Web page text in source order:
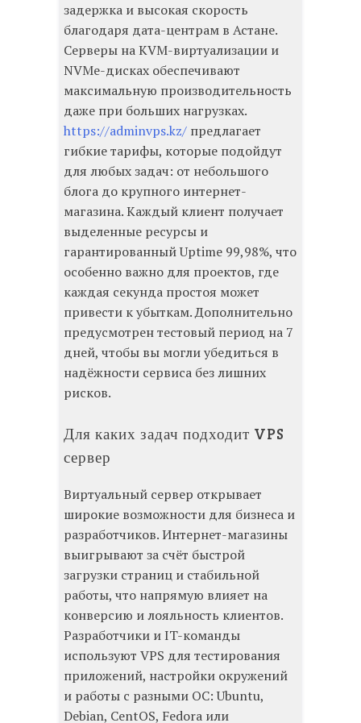
задержка и высокая скорость
благодаря дата-центрам в Астане.
Серверы на KVM-виртуализации и
NVMe-дисках обеспечивают
максимальную производительность
даже при больших нагрузках.
https://adminvps.kz/ предлагает
гибкие тарифы, которые подойдут
для любых задач: от небольшого
блога до крупного интернет-
магазина. Каждый клиент получает
выделенные ресурсы и
гарантированный Uptime 99,98%, что
особенно важно для проектов, где
каждая секунда простоя может
привести к убыткам. Дополнительно
предусмотрен тестовый период на 7
дней, чтобы вы могли убедиться в
надёжности сервиса без лишних
рисков.
Для каких задач подходит VPS
сервер
Виртуальный сервер открывает
широкие возможности для бизнеса и
разработчиков. Интернет-магазины
выигрывают за счёт быстрой
загрузки страниц и стабильной
работы, что напрямую влияет на
конверсию и лояльность клиентов.
Разработчики и IT-команды
используют VPS для тестирования
приложений, настройки окружений
и работы с разными ОС: Ubuntu,
Debian, CentOS, Fedora или